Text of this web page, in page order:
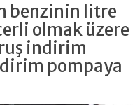
benzinin litre
olmak üzere
indirim
pompaya